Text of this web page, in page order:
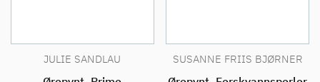
JULIE SANDLAU SUSANNE FRIIS BJØRNER